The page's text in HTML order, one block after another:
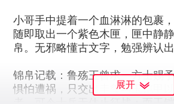
小哥手中提着一个血淋淋的包裹
随即取出一个紫色木匣，匣中静
帛。无邪略懂古文字，勉强辨认
锦帛记载：鲁殇王曾求一方士赐
惧怕遭祸，只交出圭玺与玉铠甲
展开